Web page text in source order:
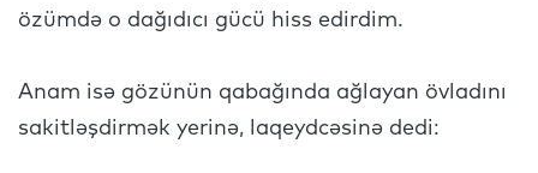
özümdə o dağıdıcı gücü hiss edirdim.
Anam isə gözünün qabağında ağlayan övladını
sakitləşdirmək yerinə, laqeydcəsinə dedi: